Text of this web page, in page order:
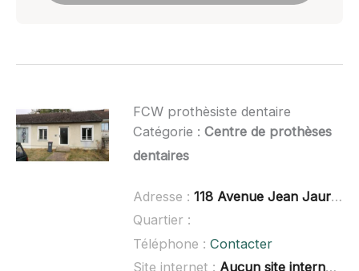
FCW prothèsiste dentaire
Catégorie : Centre de prothèses
dentaires
Adresse : 118 Avenue Jean Jaurès, 89400 Migennes
Quartier :
Téléphone : Contacter
Site internet : Aucun site internet connu